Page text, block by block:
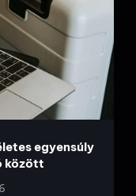
egyensúly
között